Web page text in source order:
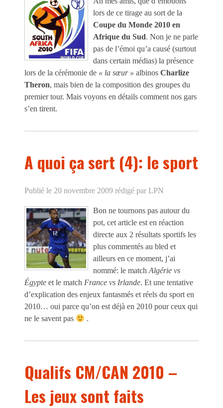
lors de ce tirage au sort de la
Coupe du Monde 2010 en
Afrique du Sud. Non je ne parle
pas de l’émoi qu’a causé (surtout
dans certain médias) la présence
lors de la cérémonie de « la sœur » albinos Charlize
Theron, mais bien de la composition des groupes du
premier tour. Mais voyons en détails comment nos gars
s’en tirent.
A quoi ça sert (4): le sport
Publié le 20 novembre 2009 rédigé par LPN
Bon ne tournons pas autour du
pot, cet article est en réaction
directe aux 2 résultats sportifs les
plus commentés au bled et
ailleurs en ce moment, j’ai
nommé: le match Algérie vs
Égypte et le match France vs Irlande. Et une tentative
d’explication des enjeux fantasmés et réels du sport en
2010… oui parce qu’on est déjà en 2010 pour ceux qui
ne le savent pas
.
Qualifs CM/CAN 2010 –
Les jeux sont faits